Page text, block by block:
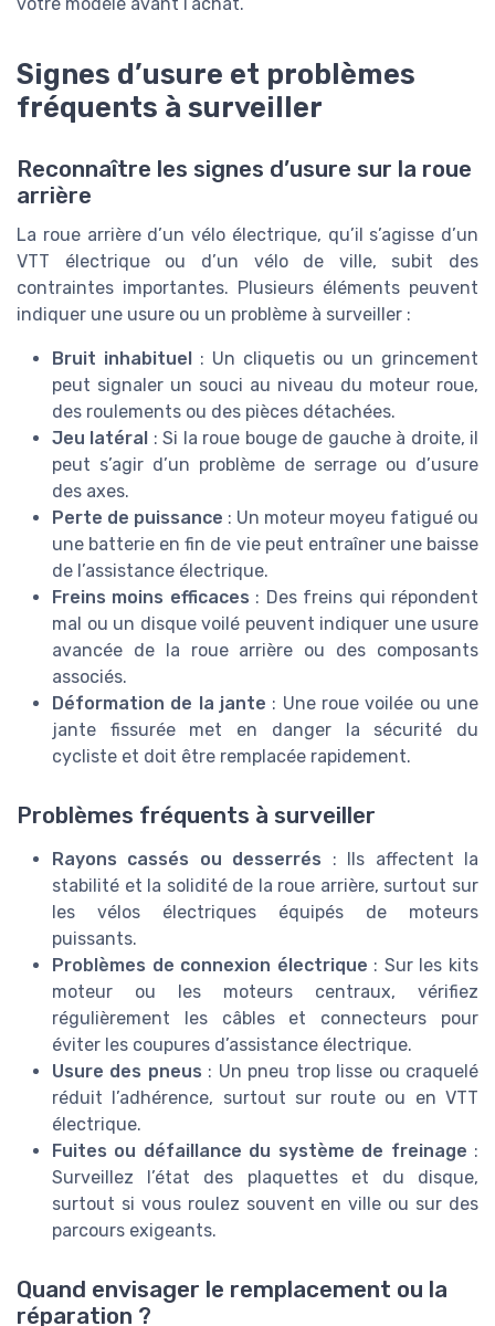
Signes d’usure et problèmes
fréquents à surveiller
Reconnaître les signes d’usure sur la roue
arrière
La roue arrière d’un vélo électrique, qu’il s’agisse d’un
VTT électrique ou d’un vélo de ville, subit des
contraintes importantes. Plusieurs éléments peuvent
indiquer une usure ou un problème à surveiller :
Bruit inhabituel
: Un cliquetis ou un grincement
peut signaler un souci au niveau du moteur roue,
des roulements ou des pièces détachées.
Jeu latéral : Si la roue bouge de gauche à droite, il
peut s’agir d’un problème de serrage ou d’usure
des axes.
Perte de puissance : Un moteur moyeu fatigué ou
une batterie en fin de vie peut entraîner une baisse
de l’assistance électrique.
Freins moins efficaces : Des freins qui répondent
mal ou un disque voilé peuvent indiquer une usure
avancée de la roue arrière ou des composants
associés.
Déformation de la jante : Une roue voilée ou une
jante fissurée met en danger la sécurité du
cycliste et doit être remplacée rapidement.
Problèmes fréquents à surveiller
Rayons cassés ou desserrés : Ils affectent la
stabilité et la solidité de la roue arrière, surtout sur
les vélos électriques équipés de moteurs
puissants.
Problèmes de connexion électrique : Sur les kits
moteur ou les moteurs centraux, vérifiez
régulièrement les câbles et connecteurs pour
éviter les coupures d’assistance électrique.
Usure des pneus : Un pneu trop lisse ou craquelé
réduit l’adhérence, surtout sur route ou en VTT
électrique.
Fuites ou défaillance du système de freinage :
Surveillez l’état des plaquettes et du disque,
surtout si vous roulez souvent en ville ou sur des
parcours exigeants.
Quand envisager le remplacement ou la
réparation ?